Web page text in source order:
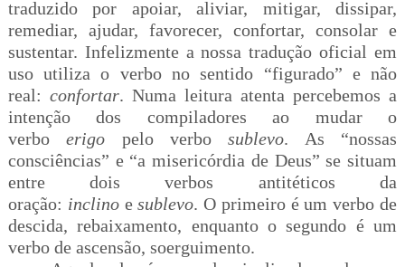
traduzido por apoiar, aliviar, mitigar, dissipar,
remediar, ajudar, favorecer, confortar, consolar e
sustentar. Infelizmente a nossa tradução oficial em
uso utiliza o verbo no sentido “figurado” e não
real: confortar. Numa leitura atenta percebemos a
intenção dos compiladores ao mudar o
verboerigo pelo verbosublevo. As “nossas
consciências” e “a misericórdia de Deus” se situam
entre dois verbos antitéticos da
oração: inclino esublevo. O primeiro é um verbo de
descida, rebaixamento, enquanto o segundo é um
verbo de ascensão, soerguimento.